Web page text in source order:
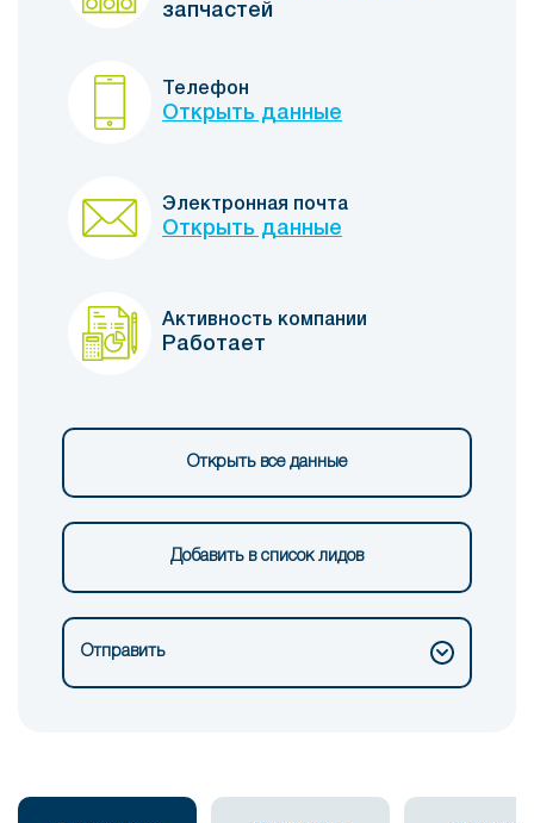
запчастей
Телефон
Открыть данные
Электронная почта
Открыть данные
Активность компании
Работает
Открыть все данные
Добавить в список лидов
Отправить